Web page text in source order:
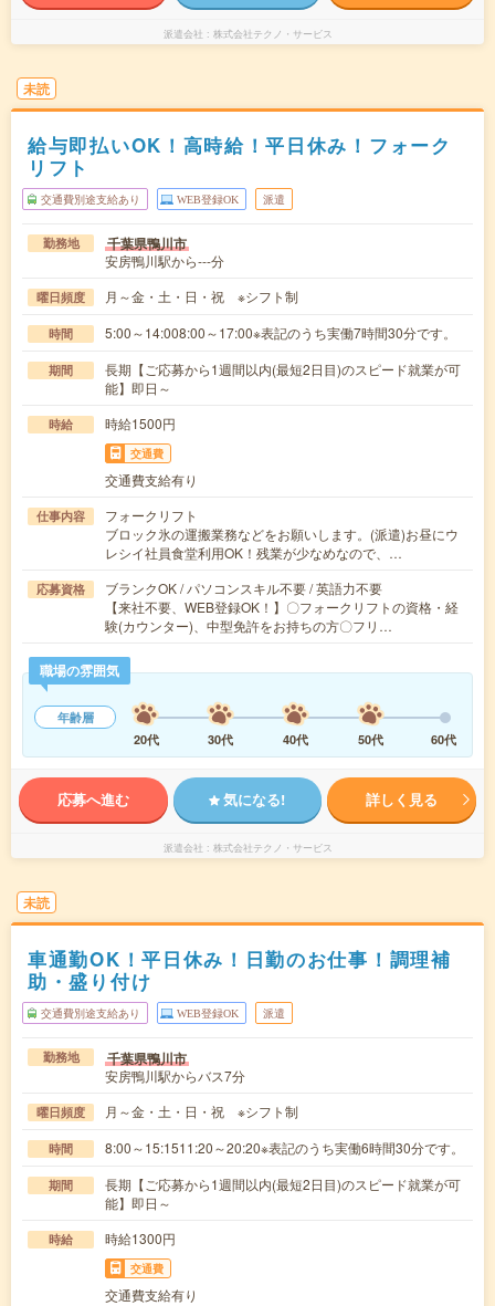
派遣会社 株式会社テクノ・サービス
未読
給与即払いOK！高時給！平日休み！フォーク
リフト
交通費別途支給あり WEB登録OK 派遣
勤務地 千葉県鴨川市
安房鴨川駅から---分
曜日頻度 月～金・土・日・祝 ※シフト制
時間 5:00～14:008:00～17:00※表記のうち実働7時間30分です。
期間
長期【ご応募から1週間以内(最短2日目)のスピード就業が可
能】即日～
時給 時給1500円
交通費
交通費支給有り
仕事内容
フォークリフト
ブロック氷の運搬業務などをお願いします。(派遣)お昼にウ
レシイ社員食堂利用OK！残業が少なめなので、…
応募資格
ブランクOK / パソコンスキル不要 / 英語力不要
【来社不要、WEB登録OK！】〇フォークリフトの資格・経
験(カウンター)、中型免許をお持ちの方〇フリ…
職場の雰囲気
年齢層
20代
30代 40代 50代 60代
応募へ進む 気になる! 詳しく見る
派遣会社 株式会社テクノ・サービス
未読
車通勤OK！平日休み！日勤のお仕事！調理補
助・盛り付け
交通費別途支給あり WEB登録OK 派遣
勤務地 千葉県鴨川市
安房鴨川駅からバス7分
曜日頻度 月～金・土・日・祝 ※シフト制
時間 8:00～15:1511:20～20:20※表記のうち実働6時間30分です。
期間
長期【ご応募から1週間以内(最短2日目)のスピード就業が可
能】即日～
時給 時給1300円
交通費
交通費支給有り